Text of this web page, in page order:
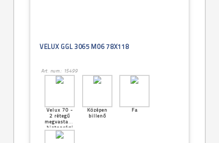
VELUX GGL 3065 M06 78X118
Art. num.: 15499
Velux 70 -
2 rétegű
megvastagított
biztonsági
üveg
Középen
billenő
Fa